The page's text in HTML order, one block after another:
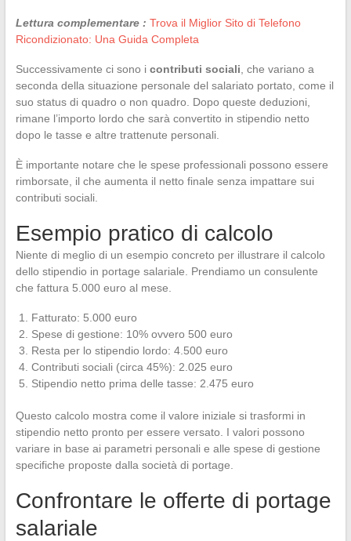
Lettura complementare : Trova il Miglior Sito di Telefono
Ricondizionato: Una Guida Completa
Successivamente ci sono i contributi sociali , che variano a
seconda della situazione personale del salariato portato, come il
suo status di quadro o non quadro. Dopo queste deduzioni,
rimane l’importo lordo che sarà convertito in stipendio netto
dopo le tasse e altre trattenute personali.
È importante notare che le spese professionali possono essere
rimborsate, il che aumenta il netto finale senza impattare sui
contributi sociali.
Esempio pratico di calcolo
Niente di meglio di un esempio concreto per illustrare il calcolo
dello stipendio in portage salariale. Prendiamo un consulente
che fattura 5.000 euro al mese.
Fatturato: 5.000 euro
Spese di gestione: 10% ovvero 500 euro
Resta per lo stipendio lordo: 4.500 euro
Contributi sociali (circa 45%): 2.025 euro
Stipendio netto prima delle tasse: 2.475 euro
Questo calcolo mostra come il valore iniziale si trasformi in
stipendio netto pronto per essere versato. I valori possono
variare in base ai parametri personali e alle spese di gestione
specifiche proposte dalla società di portage.
Confrontare le offerte di portage
salariale